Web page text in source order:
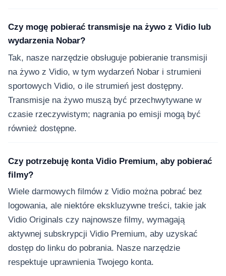
Czy mogę pobierać transmisje na żywo z Vidio lub
wydarzenia Nobar?
Tak, nasze narzędzie obsługuje pobieranie transmisji
na żywo z Vidio, w tym wydarzeń Nobar i strumieni
sportowych Vidio, o ile strumień jest dostępny.
Transmisje na żywo muszą być przechwytywane w
czasie rzeczywistym; nagrania po emisji mogą być
również dostępne.
Czy potrzebuję konta Vidio Premium, aby pobierać
filmy?
Wiele darmowych filmów z Vidio można pobrać bez
logowania, ale niektóre ekskluzywne treści, takie jak
Vidio Originals czy najnowsze filmy, wymagają
aktywnej subskrypcji Vidio Premium, aby uzyskać
dostęp do linku do pobrania. Nasze narzędzie
respektuje uprawnienia Twojego konta.